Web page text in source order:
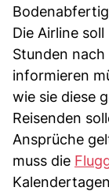
Die Airline
Stunden
informieren
wie sie diese
Reisenden
Ansprüche
muss die